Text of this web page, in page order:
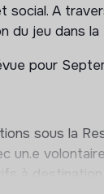
A
du jeu dans
pour
sous la
un.e
à